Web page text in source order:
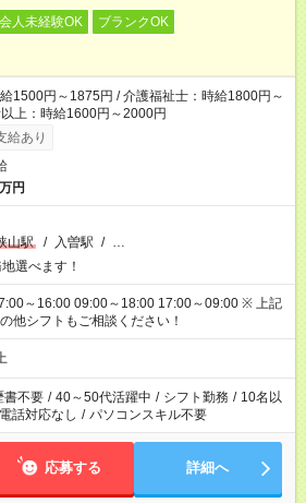
人未経験OK
ブランクOK
1500円～1875円 / 介護福祉士：時給1800円～
上：時給1600円～2000円
給あり
円
山駅 / 入曽駅 / …
選べます！
～16:00 09:00～18:00 17:00～09:00 ※ 上記
他シフトもご相談ください！
書不要 / 40～50代活躍中 / シフト勤務 / 10名以
電話対応なし / パソコンスキル不要
応募する 詳細へ